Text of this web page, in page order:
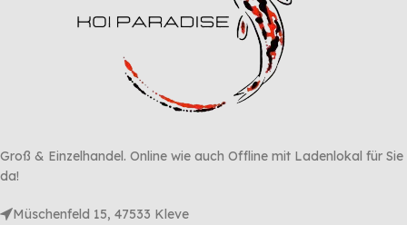
Groß & Einzelhandel. Online wie auch Offline mit Ladenlokal für Sie
da!
Müschenfeld 15, 47533 Kleve